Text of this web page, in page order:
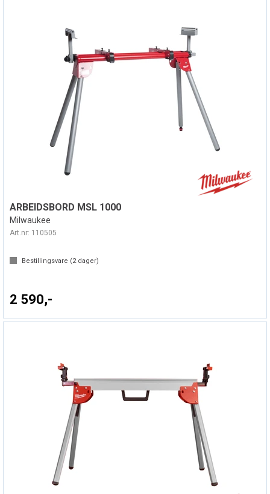
ARBEIDSBORD MSL 1000
Milwaukee
Art.nr: 110505
Bestillingsvare (2dager)
2 590,-